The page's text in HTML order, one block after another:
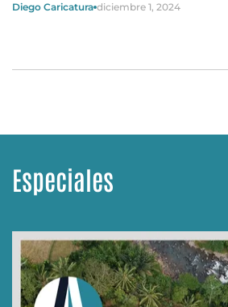
Diego Caricatura diciembre 1, 2024
Especiales